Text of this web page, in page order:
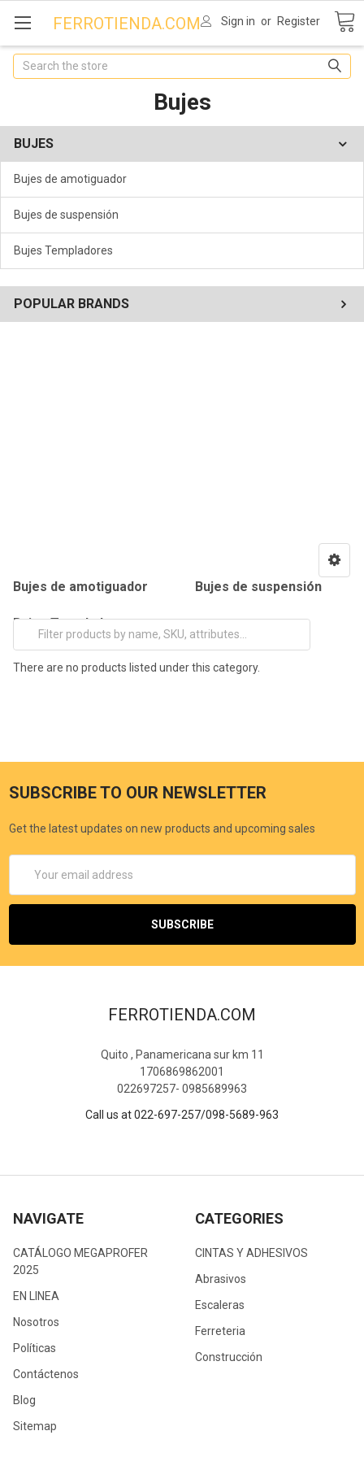
Sign in or Register
FERROTIENDA.COM
Search
Bujes
BUJES
Bujes de amotiguador
Bujes de suspensión
Bujes Templadores
POPULAR BRANDS
Bujes de amotiguador Bujes de suspensión
Bujes Templadores
There are no products listed under this category.
SUBSCRIBE TO OUR NEWSLETTER
Get the latest updates on new products and upcoming sales
Address
FERROTIENDA.COM
Quito , Panamericana sur km 11
1706869862001
022697257- 0985689963
Call us at 022-697-257/098-5689-963
NAVIGATE
CATÁLOGO MEGAPROFER
2025
EN LINEA
Nosotros
Políticas
Contáctenos
Blog
Sitemap
CATEGORIES
CINTAS Y ADHESIVOS
Abrasivos
Escaleras
Ferreteria
Construcción